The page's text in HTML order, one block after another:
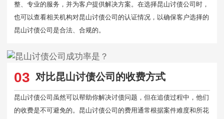
整、专业的服务，并为客户提供解决方案。在选择昆山讨债公司时，
也可以查看相关机构对昆山讨债公司的认证情况，以确保客户选择的
昆山讨债公司是合法、合规的。
03 对比昆山讨债公司的收费方式
昆山讨债公司虽然可以帮助你解决讨债问题，但在追债过程中，他们
的收费是不可避免的。昆山讨债公司的费用通常根据案件难度和所花